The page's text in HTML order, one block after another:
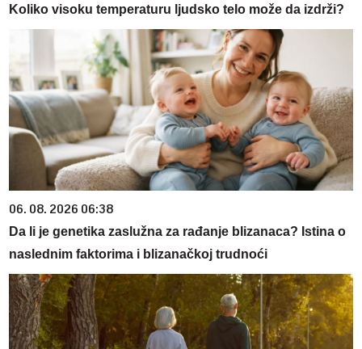
Koliko visoku temperaturu ljudsko telo može da izdrži?
06. 08. 2026 06:38
Da li je genetika zaslužna za rađanje blizanaca? Istina o
naslednim faktorima i blizanačkoj trudnoći